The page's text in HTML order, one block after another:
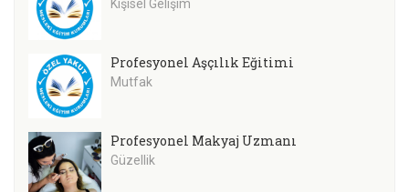
Kişisel Gelişim
Profesyonel Aşçılık Eğitimi
Mutfak
Profesyonel Makyaj Uzmanı
Güzellik